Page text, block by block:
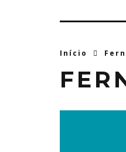
Início